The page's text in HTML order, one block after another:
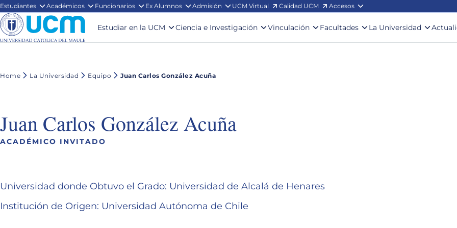
Estudiantes Académicos Funcionarios Ex Alumnos Admisión UCM Virtual Calidad UCM Accesos
Estudiar en la UCM Ciencia e Investigación Vinculación Facultades La Universidad
Home La Universidad Equipo Juan Carlos González Acuña
Juan Carlos González Acuña
ACADÉMICO INVITADO
Universidad donde Obtuvo el Grado: Universidad de Alcalá de Henares
Institución de Origen: Universidad Autónoma de Chile